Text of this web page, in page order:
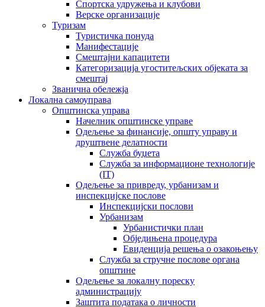
Спортска удружења и клубови
Верске организације
Туризам
Туристичка понуда
Манифестације
Смештајни капацитети
Категоризација угоститељских објеката за
смештај
Званична обележја
Локална самоуправа
Општинска управа
Начелник општинске управе
Одељење за финансије, општу управу и
друштвене делатности
Служба буџета
Служба за информационе технологије
(IT)
Одељење за привреду, урбанизам и
инспекцијске послове
Инспекцијски послови
Урбанизам
Урбанистички план
Обједињена процедура
Евиденција решења о озакоњењу
Служба за стручне послове органа
општине
Одељење за локалну пореску
администрацију
Заштита података о личности